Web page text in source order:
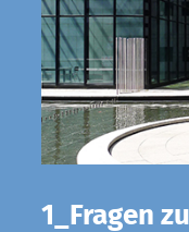
1_Fragen